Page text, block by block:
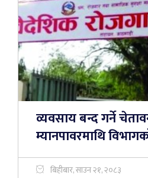
व्यवसाय बन्द गर्ने
म्यानपावरमाथि
बिहीबार, साउन २१, २०८३